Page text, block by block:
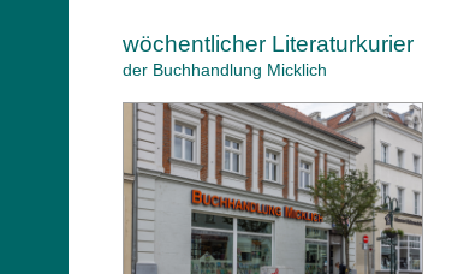
wöchentlicher Literaturkurier
der Buchhandlung Micklich